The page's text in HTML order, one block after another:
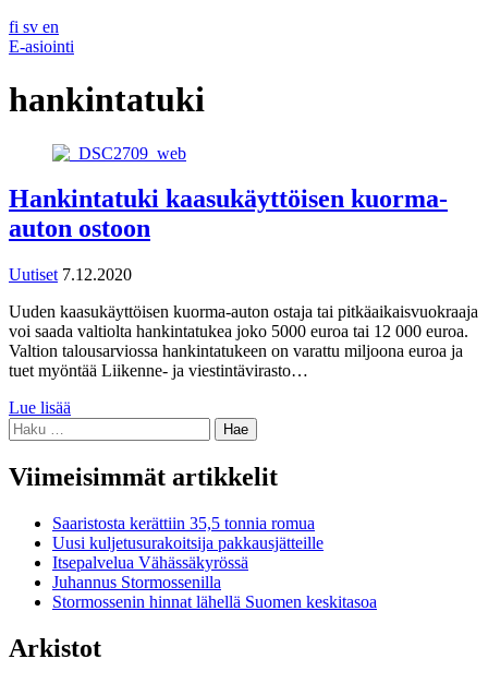
fi sv en
E-asiointi
hankintatuki
Hankintatuki kaasukäyttöisen kuorma-
auton ostoon
Uutiset 7.12.2020
Uuden kaasukäyttöisen kuorma-auton ostaja tai pitkäaikaisvuokraaja
voi saada valtiolta hankintatukea joko 5000 euroa tai 12 000 euroa.
Valtion talousarviossa hankintatukeen on varattu miljoona euroa ja
tuet myöntää Liikenne- ja viestintävirasto…
Lue lisää
Haku:
Viimeisimmät artikkelit
Saaristosta kerättiin 35,5 tonnia romua
Uusi kuljetusurakoitsija pakkausjätteille
Itsepalvelua Vähässäkyrössä
Juhannus Stormossenilla
Stormossenin hinnat lähellä Suomen keskitasoa
Arkistot